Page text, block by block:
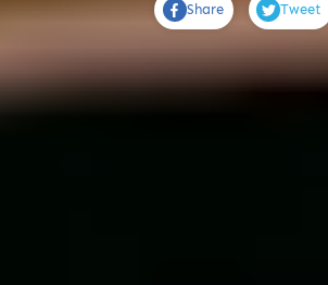
Share Tweet